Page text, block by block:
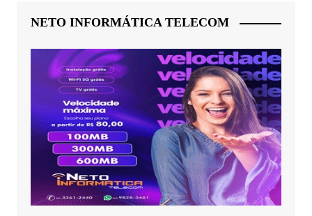
NETO INFORMÁTICA TELECOM